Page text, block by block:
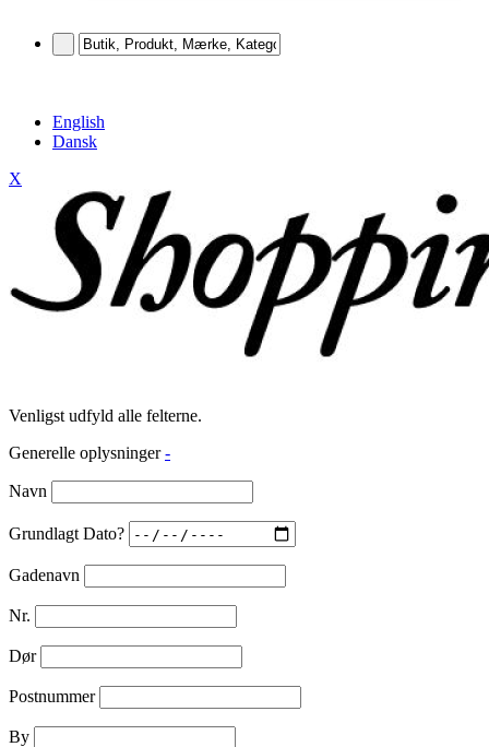
English
Dansk
X
Venligst udfyld alle felterne.
Generelle oplysninger -
Navn
Grundlagt Dato?
Gadenavn
Nr.
Dør
Postnummer
By